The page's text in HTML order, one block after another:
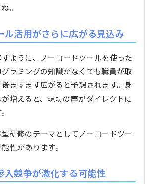
。
ル活用がさらに広がる見込み
ように、ノーコードツールを使った
ラミングの知識がなくても職員が取
ますます広がると予想されます。身
増えると、現場の声がダイレクトに
研修のテーマとしてノーコードツー
性があります。
入競争が激化する可能性